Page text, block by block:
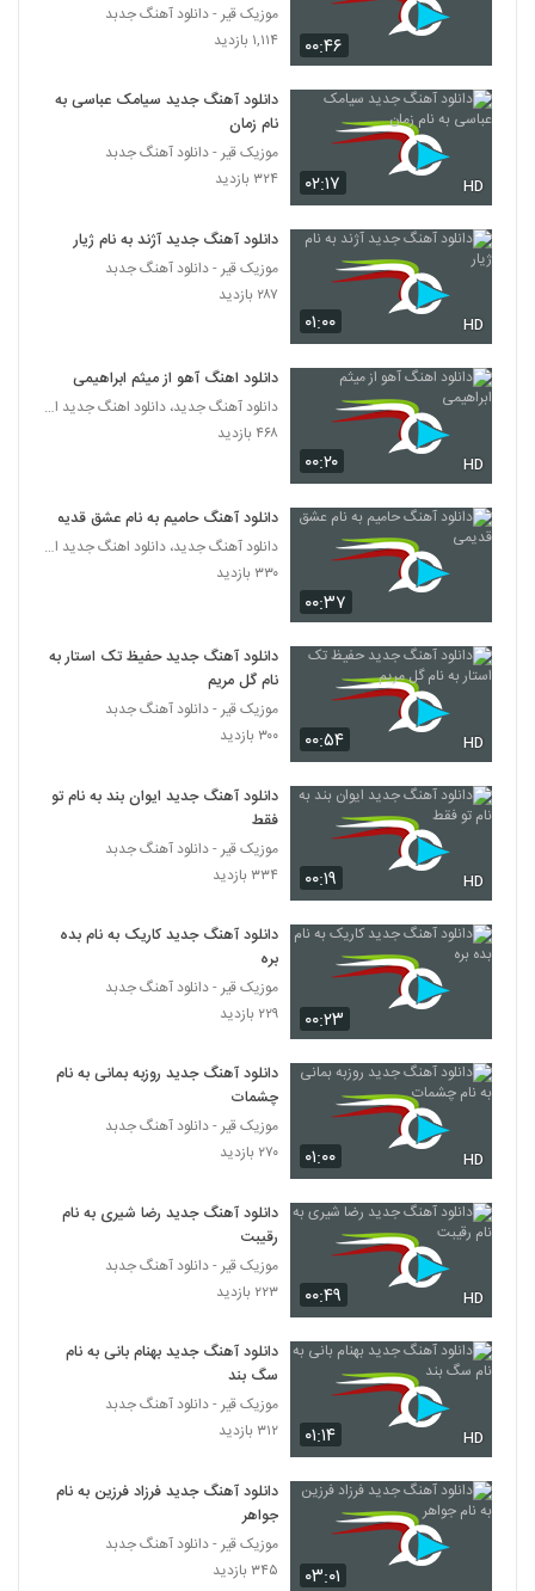
143
دانلود آهنگ ذهن من از علی نبوتی
144
دانلود آهنگ کجایی از نیکرام به همراه متن
ترانه
۵۵۲ بازدید
دانلود آهنگ فرانکی تتتتتت 2 (Feranki Kal
Benim in 2)
146
آهنگ نیاک بنام اقرار
۴۹۷ بازدید
147
آهنگ جواد خاکپور بنام دری وری
۵۰۲ بازدید
علی نوروزی آهنگ نیاز
149
۳۹۰ بازدید
Omid Omidi Hasoud
۳۲۰ بازدید
آهنگ عجایب شهر (رمیکس) از حمید
صفت(پاپ)
۲,۴۹۲ بازدید
152
۶۱۳ بازدید
153
مانی عارفی آهنگ کاشکی یه روزی
۶۲۸ بازدید
Masih A Love And A Half
155
دانلود آهنگ صدای قلبم از مانی کاکاوند به
همراه متن ترانه
Kon Khoshbakhti)
دانلود آهنگ منوچهر صالحی هی تو
۵۸۶ بازدید
158
آهنگ رویا از منوچهر حیدری(پاپ)
دانلود آهنگ مرحمت آقازاده کوچه لره
۰۰:۴۶
موزیک قیر - دانلود آهنگ جدبد
۱,۱۱۴ بازدید
۰۲:۱۷ HD
دانلود آهنگ جدید سیامک عباسی به
نام زمان
موزیک قیر - دانلود آهنگ جدبد
۳۲۴ بازدید
۰۱:۰۰ HD
دانلود آهنگ جدید آژند به نام ژیار
موزیک قیر - دانلود آهنگ جدبد
۲۸۷ بازدید
۰۰:۲۰ HD
دانلود اهنگ آهو از میثم ابراهیمی
دانلود آهنگ جدید، دانلود اهنگ جدید ایرانی
۴۶۸ بازدید
۰۰:۳۷
دانلود آهنگ حامیم به نام عشق قدیمی
دانلود آهنگ جدید، دانلود اهنگ جدید ایرانی
۳۳۰ بازدید
۰۰:۵۴ HD
دانلود آهنگ جدید حفیظ تک استار به
نام گل مریم
موزیک قیر - دانلود آهنگ جدبد
۳۰۰ بازدید
۰۰:۱۹ HD
دانلود آهنگ جدید ایوان بند به نام تو
فقط
موزیک قیر - دانلود آهنگ جدبد
۳۳۴ بازدید
۰۰:۲۳
دانلود آهنگ جدید کاریک به نام بده
بره
موزیک قیر - دانلود آهنگ جدبد
۲۲۹ بازدید
۰۱:۰۰ HD
دانلود آهنگ جدید روزبه بمانی به نام
چشمات
موزیک قیر - دانلود آهنگ جدبد
۲۷۰ بازدید
۰۰:۴۹ HD
دانلود آهنگ جدید رضا شیری به نام
رقیبت
موزیک قیر - دانلود آهنگ جدبد
۲۲۳ بازدید
۰۱:۱۴ HD
دانلود آهنگ جدید بهنام بانی به نام
سگ بند
موزیک قیر - دانلود آهنگ جدبد
۳۱۲ بازدید
۰۳:۰۱
دانلود آهنگ جدید فرزاد فرزین به نام
جواهر
موزیک قیر - دانلود آهنگ جدبد
۳۴۵ بازدید